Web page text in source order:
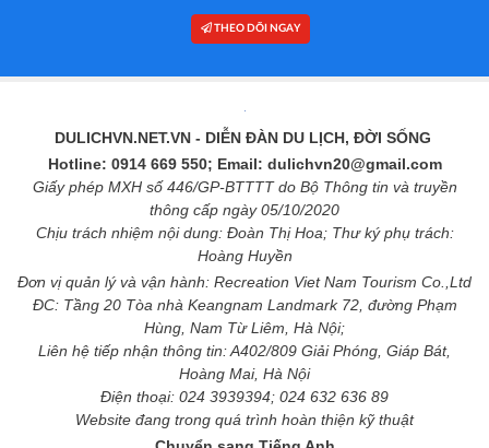
THEO DÕI NGAY
DULICHVN.NET.VN- DIỄN ĐÀN DU LỊCH, ĐỜI SỐNG
Hotline: 0914 669 550; Email: dulichvn20@gmail.com
Giấy phép MXH số 446/GP-BTTTT do Bộ Thông tin và truyền
thông cấp ngày 05/10/2020
Chịu trách nhiệm nội dung: Đoàn Thị Hoa; Thư ký phụ trách:
Hoàng Huyền
Đơn vị quản lý và vận hành: Recreation Viet Nam Tourism Co.,Ltd
ĐC: Tầng 20 Tòa nhà Keangnam Landmark 72, đường Phạm
Hùng, Nam Từ Liêm, Hà Nội;
Liên hệ tiếp nhận thông tin: A402/809 Giải Phóng, Giáp Bát,
Hoàng Mai, Hà Nội
Điện thoại: 024 3939394; 024 632 636 89
Website đang trong quá trình hoàn thiện kỹ thuật